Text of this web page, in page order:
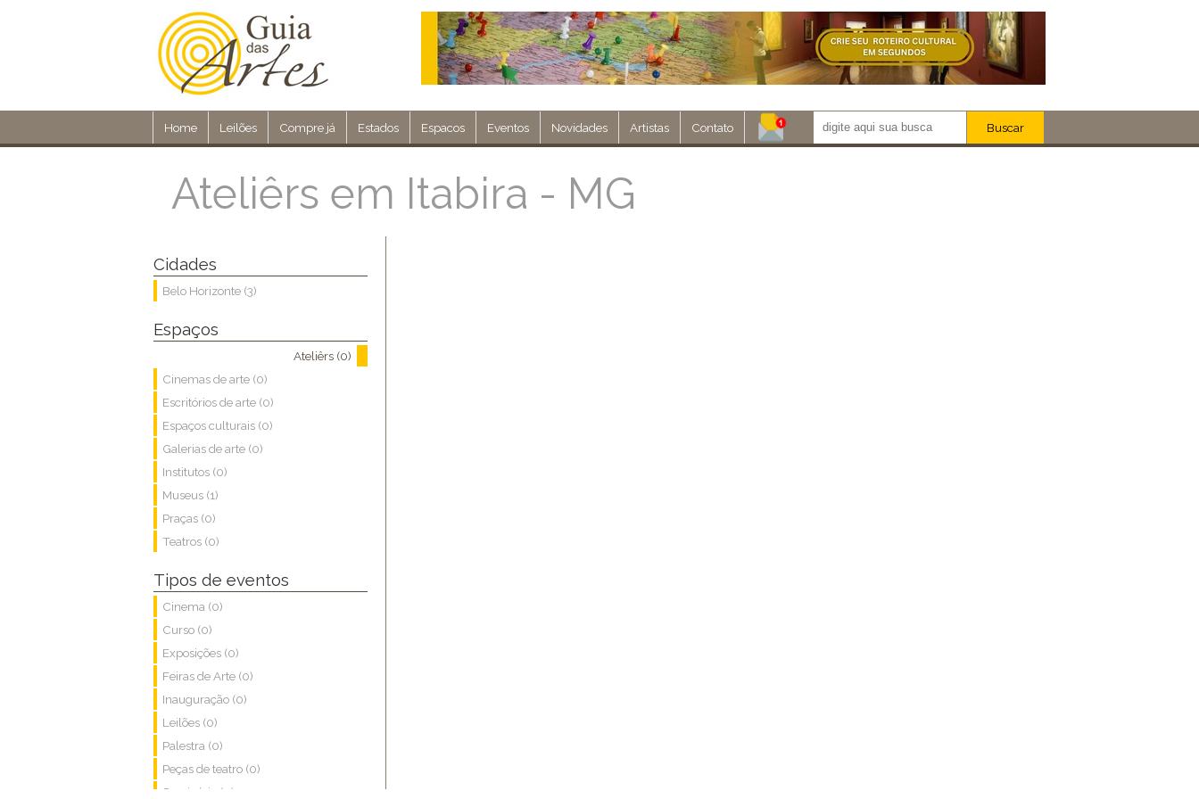
Home Leilões Compre já Estados Espacos Eventos Novidades Artistas Contato Buscar
Ateliêrs em Itabira - MG
Cidades
Belo Horizonte (3)
Espaços
Ateliêrs (0)
Cinemas de arte (0)
Escritórios de arte (0)
Espaços culturais (0)
Galerias de arte (0)
Institutos (0)
Museus (1)
Praças (0)
Teatros (0)
Tipos de eventos
Cinema (0)
Curso (0)
Exposições (0)
Feiras de Arte (0)
Inauguração (0)
Leilões (0)
Palestra (0)
Peças de teatro (0)
Seminário (0)